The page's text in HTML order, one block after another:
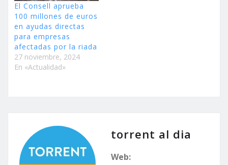
El Consell aprueba
100 millones de euros
en ayudas directas
para empresas
afectadas por la riada
27 noviembre, 2024
En «Actualidad»
torrent al dia
Web: